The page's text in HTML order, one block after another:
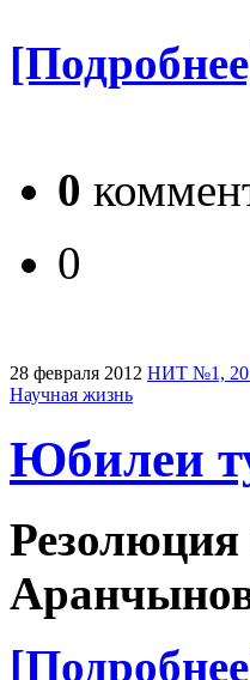
0
0
28 февраля 2012 НИТ №1,
Научная жизнь
Юбилеи
Резолюция